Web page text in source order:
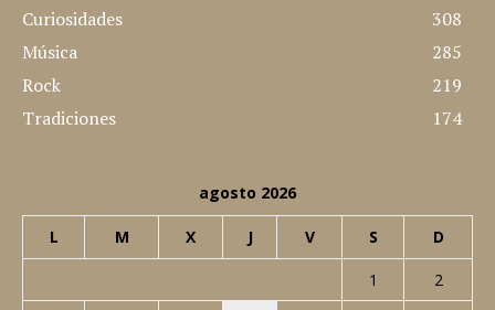
Curiosidades
308
Música
285
Rock
219
Tradiciones
174
agosto 2026
L M X J V S D
1 2